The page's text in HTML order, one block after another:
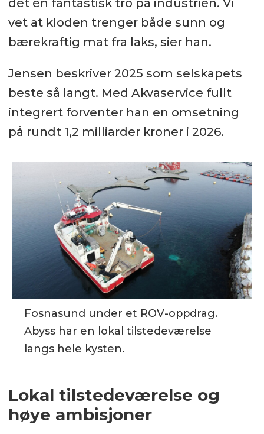
det en fantastisk tro på industrien. Vi
vet at kloden trenger både sunn og
bærekraftig mat fra laks, sier han.
Jensen beskriver 2025 som selskapets
beste så langt. Med Akvaservice fullt
integrert forventer han en omsetning
på rundt 1,2 milliarder kroner i 2026.
Fosnasund under et ROV-oppdrag.
Abyss har en lokal tilstedeværelse
langs hele kysten.
Lokal tilstedeværelse og
høye ambisjoner